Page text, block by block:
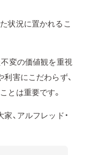
状況に置かれるこ
不変の価値観を重視
害にこだわらず、
とは重要です。
、アルフレッド・